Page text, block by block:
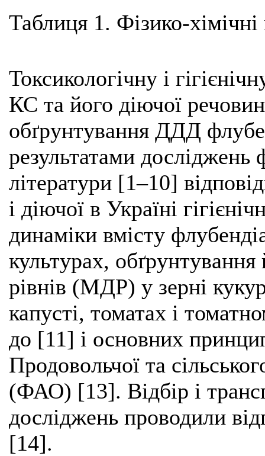
Таблиця 1. Фізико-
Токсикологічну і
КС та його діючої
обґрунтування ДДД
результатами
літератури [1–10]
і діючої в Україні
динаміки вмісту
культурах,
рівнів (МДР) у зерні
капусті, томатах і
до [11] і основних
Продовольчої та
(ФАО) [13]. Відбір і
досліджень проводили
[14].